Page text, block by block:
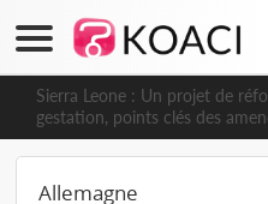
Sierra Leone : Un projet de
gestation, points clés des